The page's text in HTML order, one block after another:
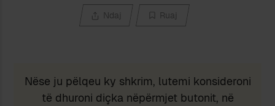
Ndaj Ruaj
Nëse ju pëlqeu ky shkrim, lutemi konsideroni
të dhuroni diçka nëpërmjet butonit, në